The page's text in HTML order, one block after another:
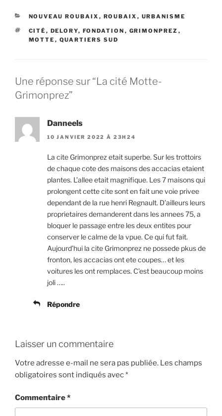
CATÉGORIES
NOUVEAU ROUBAIX , ROUBAIX , URBANISME
ÉTIQUETTES
CITÉ , DELORY, FONDATION , GRIMONPREZ ,
MOTTE , QUARTIERS SUD
Une réponse sur “La cité Motte-
Grimonprez”
Danneels
10 JANVIER 2022 À 23H24
La cite Grimonprez etait superbe. Sur les trottoirs
de chaque cote des maisons des accacias etaient
plantes. L’allee etait magnifique. Les 7 maisons qui
prolongent cette cite sont en fait une voie privee
dependant de la rue henri Regnault. D’ailleurs leurs
proprietaires demanderent dans les annees 75, a
bloquer le passage entre les deux entites pour
conserver le calme de la vpue. Ce qui fut fait.
Aujourd’hui la cite Grimonprez ne possede pkus de
fronton, les accacias ont ete coupes… et les
voitures les ont remplaces. C’est beaucoup moins
joli …..
Répondre
Laisser un commentaire
Votre adresse e-mail ne sera pas publiée. Les champs
obligatoires sont indiqués avec*
Commentaire*